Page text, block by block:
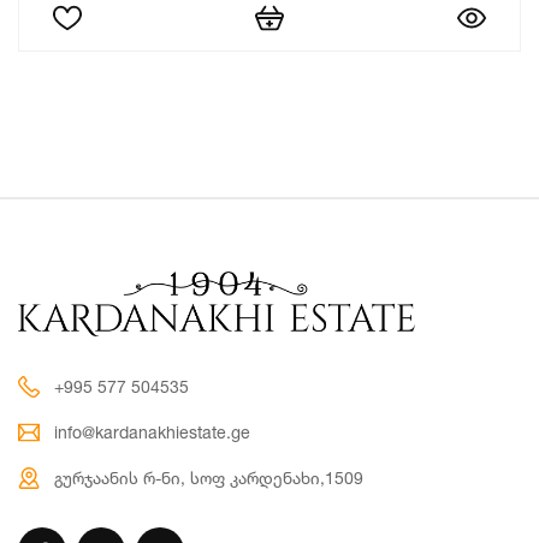
+995 577 504535
info@kardanakhiestate.ge
გურჯაანის რ-ნი, სოფ კარდენახი,1509